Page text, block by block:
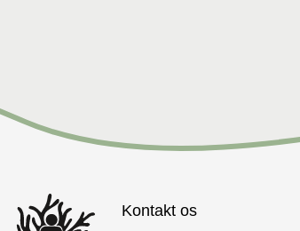
Kontakt os